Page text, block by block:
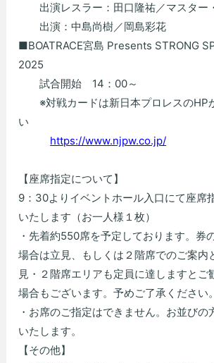
出演レスラー：田口隆祐／マスター
出演：中島尚樹／岡島彩花
■BOATRACE宮島 Presents STRONG
2025
試合開始 14：00～
※対戦カードは新日本プロレスのHP
い
https://www.njpw.co.jp/
【座席指定について】
9：30よりイベントホール入口にて座席
いたします（お一人様１枚）
・先着約550席を予定しております。券
場合は立見、もしくは２階席でのご案内
見・２階席エリアも定員に達しますとご
場合もございます。予めご了承ください。
・お席のご指定はできません。お並びの
いたします。
【その他】